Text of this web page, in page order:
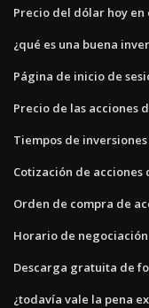
Precio del dólar hoy
¿qué es una buena
Página de inicio de
Precio de las acciones
Tiempos de
Cotización de acciones
Orden de compra de
Horario de
Descarga gratuita de
¿todavía vale la pena